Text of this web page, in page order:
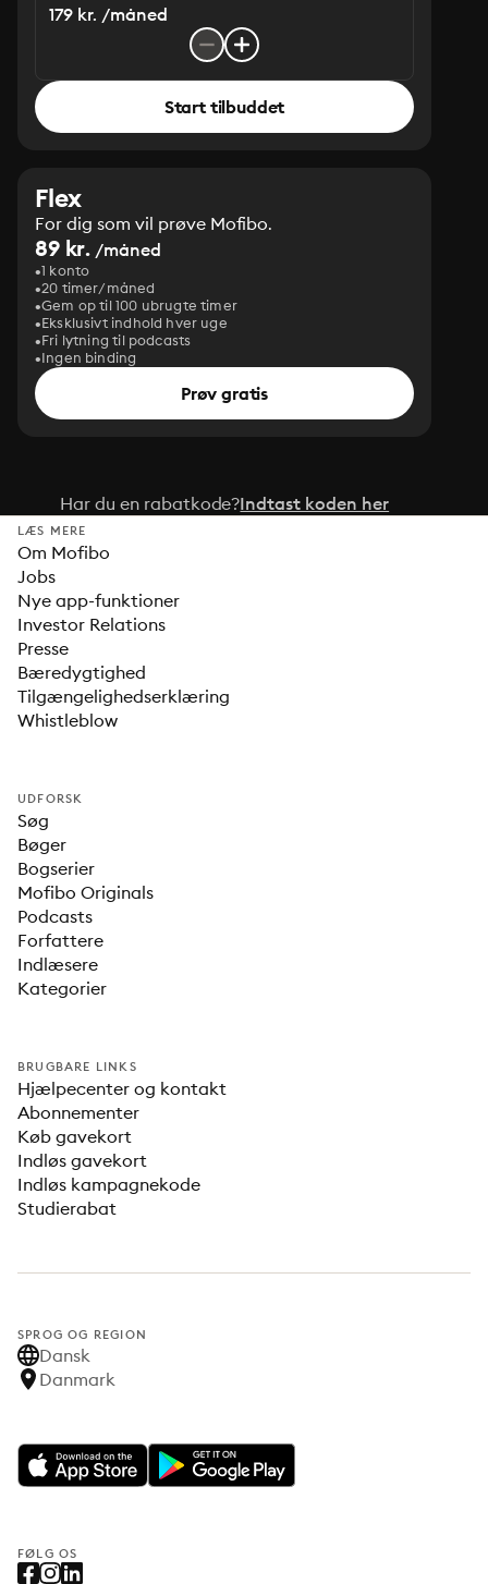
179 kr. /måned
Start tilbuddet
Flex
For dig som vil prøve Mofibo.
89 kr. /måned
1 konto
20 timer/måned
Gem op til 100 ubrugte timer
Eksklusivt indhold hver uge
Fri lytning til podcasts
Ingen binding
Prøv gratis
Har du en rabatkode?Indtast koden her
LÆS MERE
Om Mofibo
Jobs
Nye app-funktioner
Investor Relations
Presse
Bæredygtighed
Tilgængelighedserklæring
Whistleblow
UDFORSK
Søg
Bøger
Bogserier
Mofibo Originals
Podcasts
Forfattere
Indlæsere
Kategorier
BRUGBARE LINKS
Hjælpecenter og kontakt
Abonnementer
Køb gavekort
Indløs gavekort
Indløs kampagnekode
Studierabat
SPROG OG REGION
Dansk
Danmark
FØLG OS